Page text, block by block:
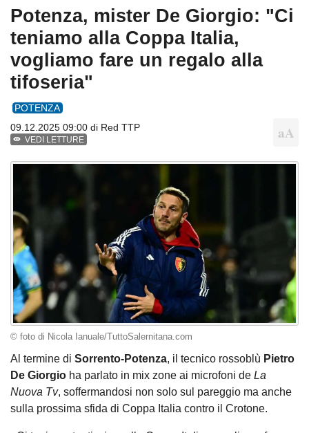
Potenza, mister De Giorgio: "Ci
teniamo alla Coppa Italia,
vogliamo fare un regalo alla
tifoseria"
POTENZA
09.12.2025 09:00 di Red TTP
VEDI LETTURE
© foto di Nicola Ianuale/TuttoSalernitana.com
Al termine di Sorrento-Potenza, il tecnico rossoblù Pietro
De Giorgio ha parlato in mix zone ai microfoni de La
Nuova Tv, soffermandosi non solo sul pareggio ma anche
sulla prossima sfida di Coppa Italia contro il Crotone.